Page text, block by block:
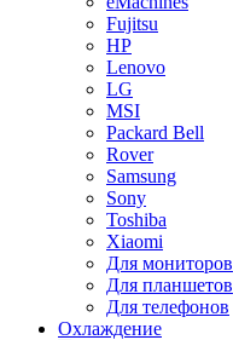
Fujitsu
HP
Lenovo
LG
MSI
Packard Bell
Rover
Samsung
Sony
Toshiba
Xiaomi
Для мониторов
Для планшетов
Для телефонов
Охлаждение